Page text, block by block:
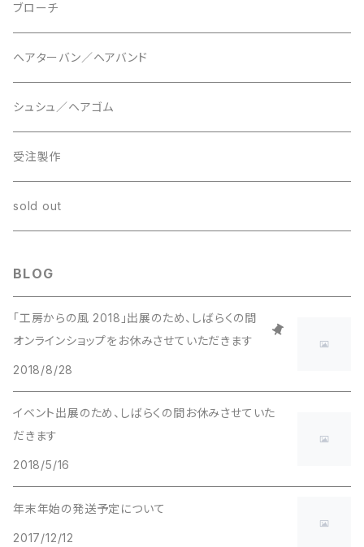
ブローチ
ヘアターバン／ヘアバンド
シュシュ／ヘアゴム
受注製作
sold out
BLOG
「工房からの風 2018」出展のため、しばらくの間
オンラインショップをお休みさせていただきます
2018/8/28
イベント出展のため、しばらくの間お休みさせていた
だきます
2018/5/16
年末年始の発送予定について
2017/12/12